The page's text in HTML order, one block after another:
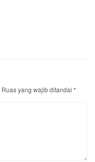
Ruas yang wajib ditandai *